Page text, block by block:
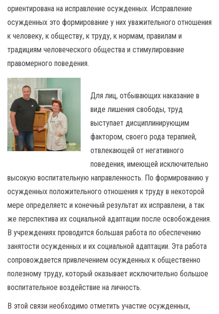
ориентирована на исправление осужденных. Исправление
осужденных это формирование у них уважительного отношения
к человеку, к обществу, к труду, к нормам, правилам и
традициям человеческого общества и стимулирование
правомерного поведения.
Для лиц, отбывающих наказание в
виде лишения свободы, труд
выступает дисциплинирующим
фактором, своего рода терапией,
отвлекающей от негативного
поведения, имеющей исключительно
высокую воспитательную направленность. По формированию у
осужденных положительного отношения к труду в некоторой
мере определяетс и конечный результат их исправлени, а так
же перспектива их социальной адаптации после освобождения.
В учреждениях проводится большая работа по обеспечению
занятости осужденных и их социальной адаптации. Эта работа
сопровождается привлечением осужденных к общественно
полезному труду, который оказывает исключительно большое
воспитательное воздействие на личность.
В этой связи необходимо отметить участие осужденных,